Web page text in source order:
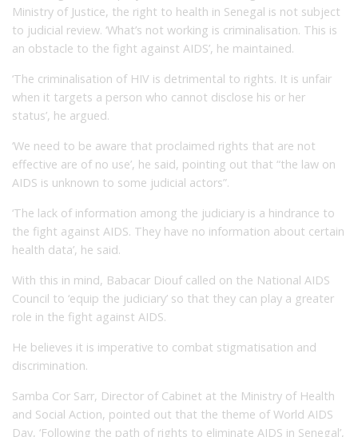
Ministry of Justice, the right to health in Senegal is not subject
to judicial review. ‘What’s not working is criminalisation. This is
an obstacle to the fight against AIDS’, he maintained.
‘The criminalisation of HIV is detrimental to rights. It is unfair
when it targets a person who cannot disclose his or her
status’, he argued.
‘We need to be aware that proclaimed rights that are not
effective are of no use’, he said, pointing out that “the law on
AIDS is unknown to some judicial actors”.
‘The lack of information among the judiciary is a hindrance to
the fight against AIDS. They have no information about certain
health data’, he said.
With this in mind, Babacar Diouf called on the National AIDS
Council to ‘equip the judiciary’ so that they can play a greater
role in the fight against AIDS.
He believes it is imperative to combat stigmatisation and
discrimination.
Samba Cor Sarr, Director of Cabinet at the Ministry of Health
and Social Action, pointed out that the theme of World AIDS
Day, ‘Following the path of rights to eliminate AIDS in Senegal’,